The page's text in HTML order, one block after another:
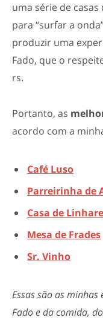
uma série de
para “surfar a
produzir uma
Fado, que o
rs.
Portanto, as
acordo com a
Café Luso
Parreirinha de
Casa de
Mesa de Frades
Sr. Vinho
Essas são as
Fado e da comida,